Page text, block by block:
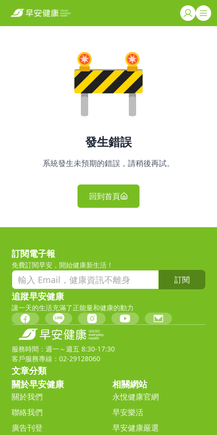
發生錯誤
系統發生未預期的錯誤，請稍後再試。
回到首頁
訂閱電子報
免費訂閱早安，開始健康新生活！
訂閱
追蹤早安健康
讓一天的生活充滿了正能量和健康的動力
服務時間：週一～週五 8:30-17:30
客戶服務專線：02-29128060
文章分類
關於早安健康
關於我們
聯絡我們
廣告刊登
相關網站
永悅健康官網
早安樂活
早安健康嚴選